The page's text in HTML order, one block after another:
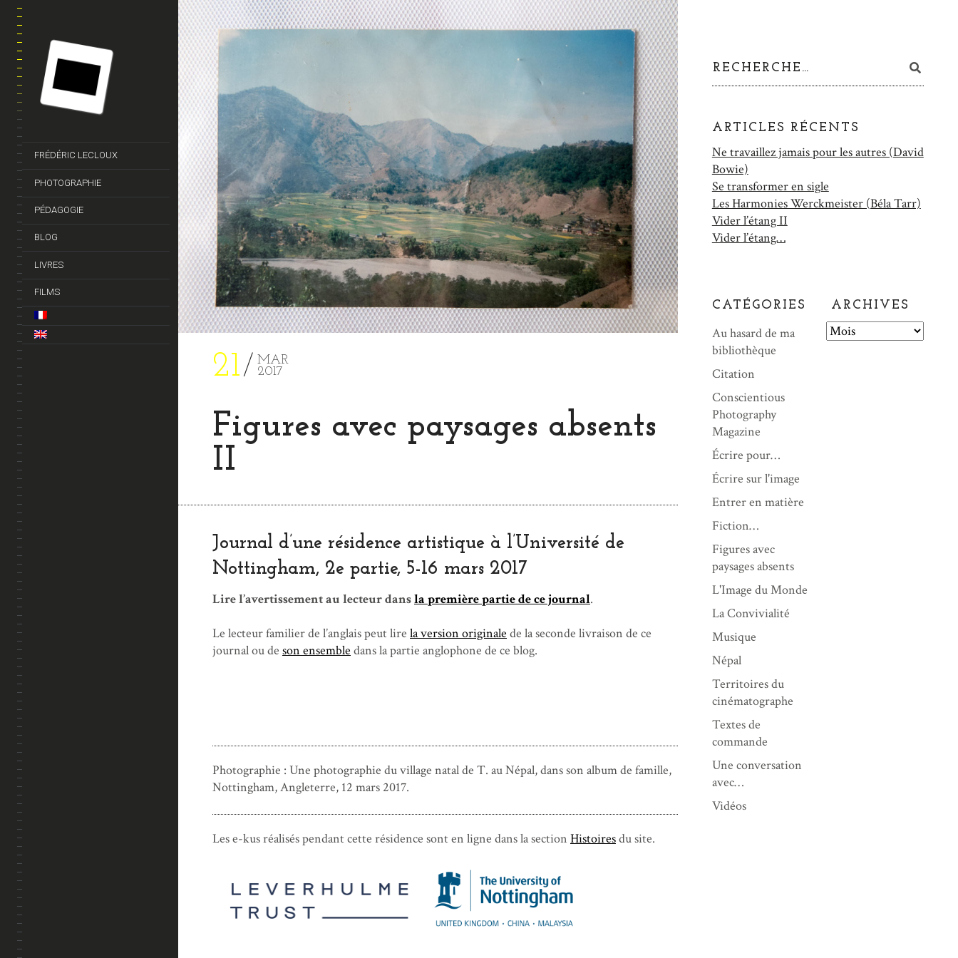
FRÉDÉRIC LECLOUX
PHOTOGRAPHIE
PÉDAGOGIE
BLOG
LIVRES
FILMS
21
MAR
2017
Figures avec paysages absents
II
Journal d’une résidence artistique à l’Université de
Nottingham, 2e partie, 5-16 mars 2017
Lire l’avertissement au lecteur dansla première partie de ce journal.
Le lecteur familier de l’anglais peut lire la version originale de la seconde livraison de ce
journal ou de son ensemble dans la partie anglophone de ce blog.
Photographie : Une photographie du village natal de T. au Népal, dans son album de famille,
Nottingham, Angleterre, 12 mars 2017.
Les e-kus réalisés pendant cette résidence sont en ligne dans la section Histoiresdu site.
ARTICLES RÉCENTS
Ne travaillez jamais pour les autres (David
Bowie)
Se transformer en sigle
Les Harmonies Werckmeister (Béla Tarr)
Vider l’étang II
Vider l’étang…
CATÉGORIES
Au hasard de ma
bibliothèque
Citation
Conscientious
Photography
Magazine
Écrire pour…
Écrire sur l'image
Entrer en matière
Fiction…
Figures avec
paysages absents
L'Image du Monde
La Convivialité
Musique
Népal
Territoires du
cinématographe
Textes de
commande
Une conversation
avec…
Vidéos
ARCHIVES
A